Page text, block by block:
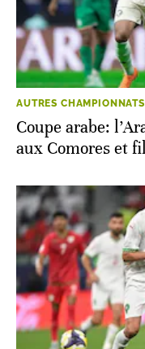
AUTRES CHAMPIONNATS
Coupe arabe:
aux Comores et